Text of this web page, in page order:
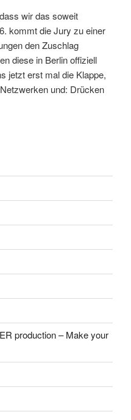
wir das soweit
kommt die Jury zu einer
den Zuschlag
diese in Berlin offiziell
jetzt erst mal die Klappe,
und: Drücken
production – Make your